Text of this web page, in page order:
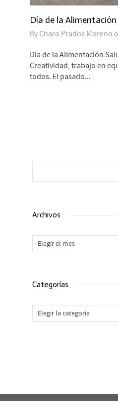
Día de la
By Charo Prados Moreno
Día de la Alimentación
Creatividad, trabajo en
todos. El pasado...
Archivos
Archivos
Categorías
Categorías